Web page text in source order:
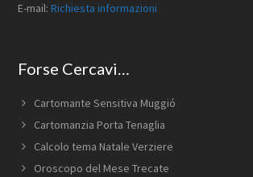
E-mail:Richiesta informazioni
Forse Cercavi…
Cartomante Sensitiva Muggió
Cartomanzia Porta Tenaglia
Calcolo tema Natale Verziere
Oroscopo del Mese Trecate